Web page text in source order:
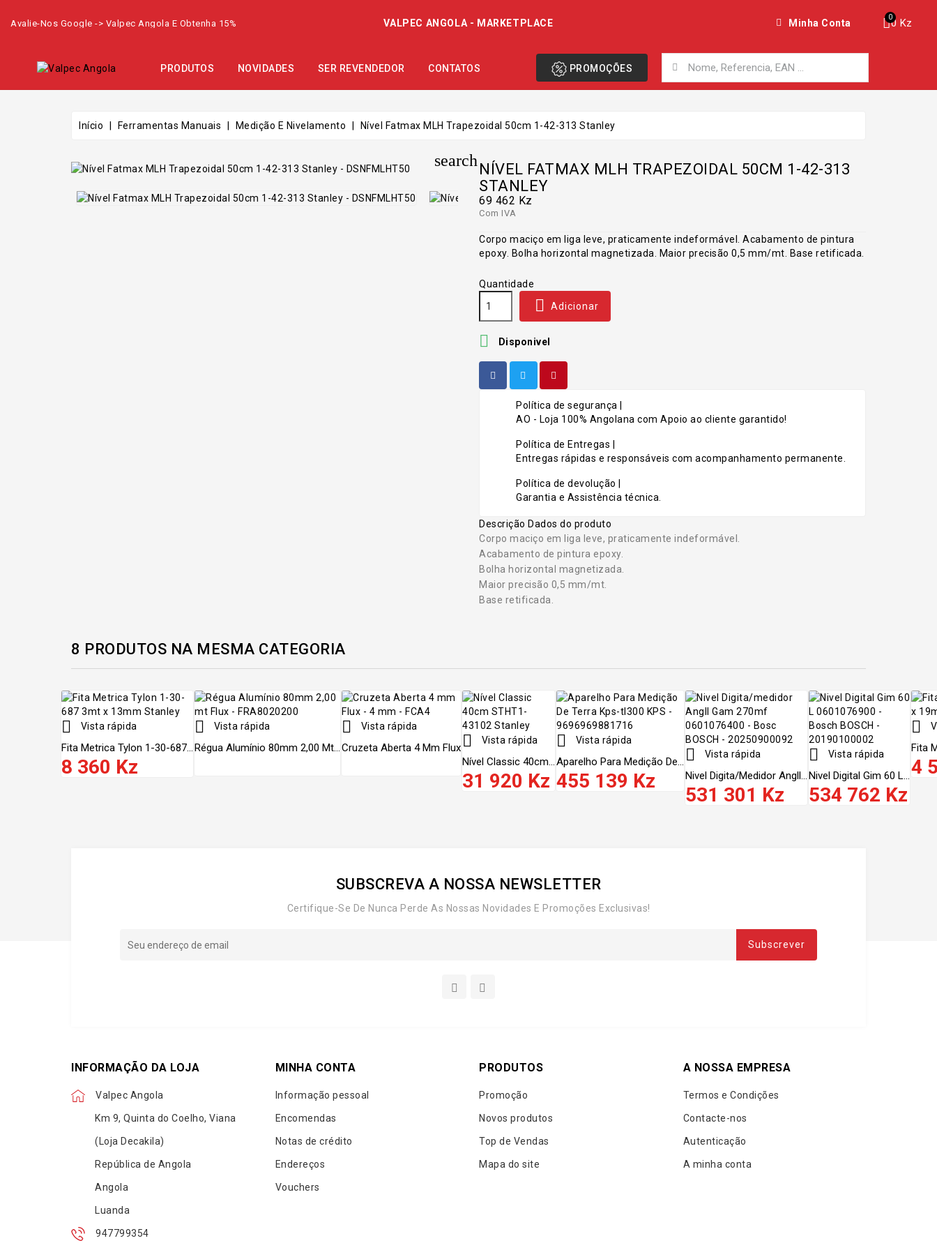
Avalie-Nos Google -> Valpec Angola E Obtenha 15% VALPEC ANGOLA - MARKETPLACE Minha Conta 0 Kz
PRODUTOS NOVIDADES SER REVENDEDOR CONTATOS PROMOÇÕES
Início Ferramentas Manuais Medição E Nivelamento Nível Fatmax MLH Trapezoidal 50cm 1-42-313 Stanley
searchNÍVEL FATMAX MLH TRAPEZOIDAL 50CM 1-42-313
STANLEY
69 462 Kz
Com IVA
Corpo maciço em liga leve, praticamente indeformável. Acabamento de pintura
epoxy. Bolha horizontal magnetizada. Maior precisão 0,5 mm/mt. Base retificada.
Quantidade
 Adicionar
 Disponivel
Política de segurança |
AO - Loja 100% Angolana com Apoio ao cliente garantido!
Política de Entregas |
Entregas rápidas e responsáveis com acompanhamento permanente.
Política de devolução |
Garantia e Assistência técnica.
Descrição Dados do produto
Corpo maciço em liga leve, praticamente indeformável.
Acabamento de pintura epoxy.
Bolha horizontal magnetizada.
Maior precisão 0,5 mm/mt.
Base retificada.
8 PRODUTOS NA MESMA CATEGORIA
 Vista rápida
Fita Metrica Tylon 1-30-687...
8 360 Kz
 Vista rápida
Régua Alumínio 80mm 2,00 Mt...
 Vista rápida
Cruzeta Aberta 4 Mm Flux  Vista rápida
Nível Classic 40cm...
31 920 Kz
 Vista rápida
Aparelho Para Medição De...
455 139 Kz
 Vista rápida
Nivel Digita/medidor Angll...
531 301 Kz
 Vista rápida
Nivel Digital Gim 60 L...
534 762 Kz

Fita
4
SUBSCREVA A NOSSA NEWSLETTER
Certifique-Se De Nunca Perde As Nossas Novidades E Promoções Exclusivas!
INFORMAÇÃO DA LOJA
Valpec Angola
Km 9, Quinta do Coelho, Viana
(Loja Decakila)
República de Angola
Angola
Luanda
947799354
MINHA CONTA
Informação pessoal
Encomendas
Notas de crédito
Endereços
Vouchers
PRODUTOS
Promoção
Novos produtos
Top de Vendas
Mapa do site
A NOSSA EMPRESA
Termos e Condições
Contacte-nos
Autenticação
A minha conta